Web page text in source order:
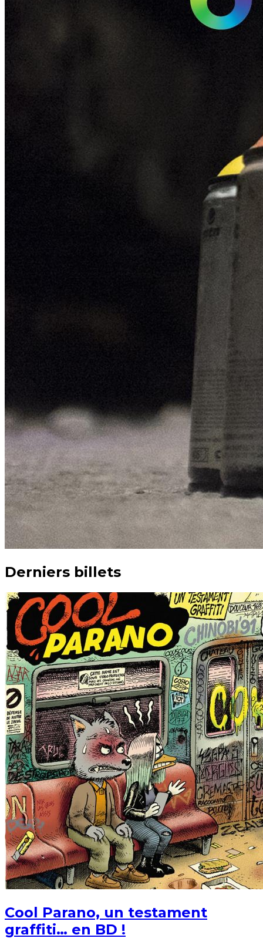
Derniers billets
Cool Parano, un testament
graffiti… en BD !